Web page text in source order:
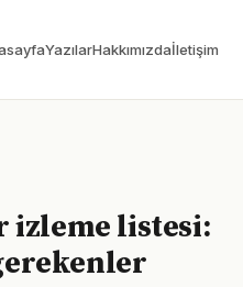
YazılarHakkımızdaİletişim
izleme listesi: